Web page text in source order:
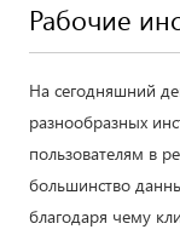
Рабочие
На сегодняшний
разнообразных
пользователям в
большинство
благодаря чему